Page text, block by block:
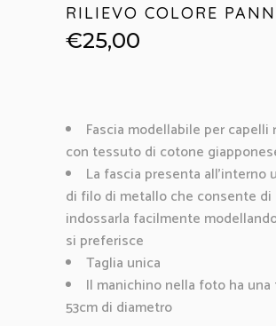
RILIEVO COLORE
€25,00
Fascia modellabile per capelli
con tessuto di cotone
La fascia presenta all’interno
di filo di metallo che consente di
indossarla facilmente
si preferisce
Taglia unica
Il manichino nella foto ha
53cm di diametro